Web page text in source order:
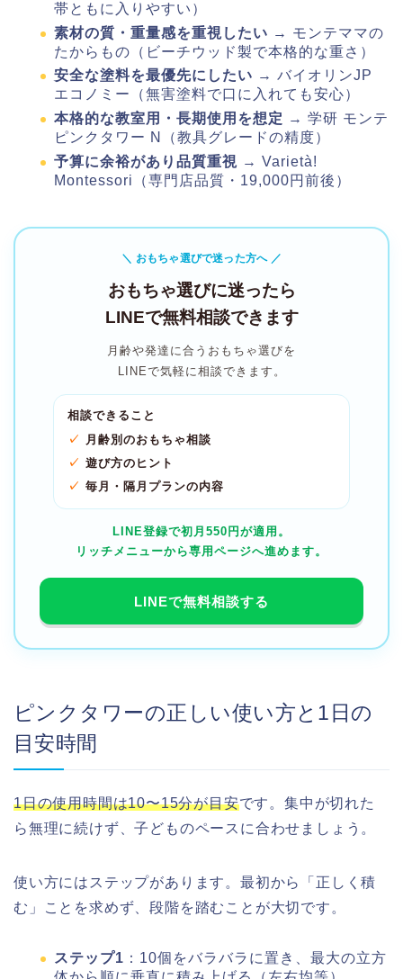
帯ともに入りやすい）
素材の質・重量感を重視したい → モンテママの
たからもの（ビーチウッド製で本格的な重さ）
安全な塗料を最優先にしたい → バイオリンJP
エコノミー（無害塗料で口に入れても安心）
本格的な教室用・長期使用を想定 → 学研 モンテ
ピンクタワー N（教具グレードの精度）
予算に余裕があり品質重視 → Varietà!
Montessori（専門店品質・19,000円前後）
＼ おもちゃ選びで迷った方へ ／
おもちゃ選びに迷ったら
LINEで無料相談できます
月齢や発達に合うおもちゃ選びを
LINEで気軽に相談できます。
相談できること
月齢別のおもちゃ相談
遊び方のヒント
毎月・隔月プランの内容
LINE登録で初月550円が適用。
リッチメニューから専用ページへ進めます。
LINEで無料相談する
ピンクタワーの正しい使い方と1日の
目安時間
1日の使用時間は10〜15分が目安です。集中が切れた
ら無理に続けず、子どものペースに合わせましょう。
使い方にはステップがあります。最初から「正しく積
む」ことを求めず、段階を踏むことが大切です。
ステップ1 ：10個をバラバラに置き、最大の立方